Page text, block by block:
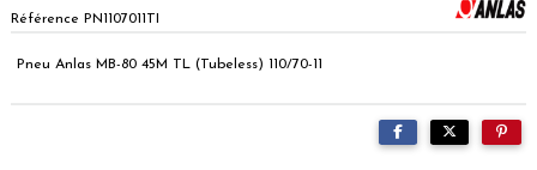
Référence PN1107011TI
Pneu Anlas MB-80 45M TL (Tubeless) 110/70-11